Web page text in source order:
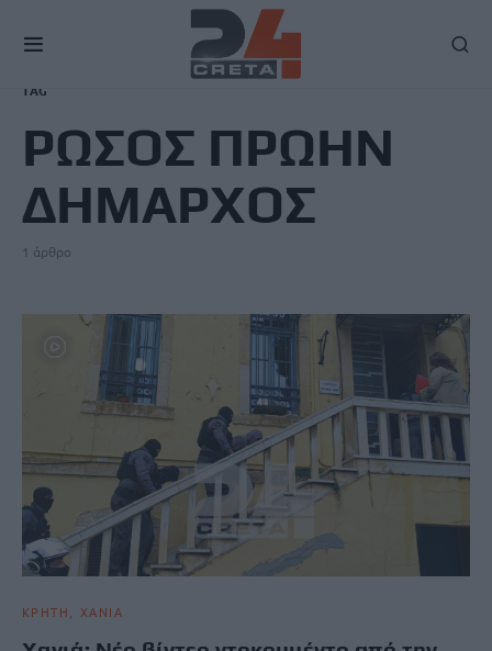
TAG
ΡΩΣΟΣ ΠΡΩΗΝ
ΔΗΜΑΡΧΟΣ
1 άρθρο
ΚΡΗΤΗ ΧΑΝΙΑ